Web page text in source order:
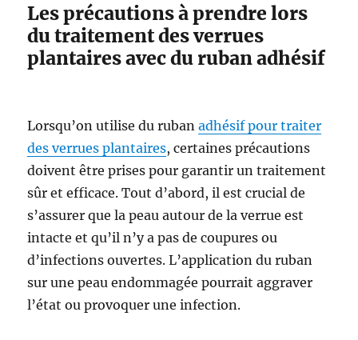
Les précautions à prendre lors
du traitement des verrues
plantaires avec du ruban adhésif
Lorsqu’on utilise du rubanadhésif pour traiter
des verrues plantaires, certaines précautions
doivent être prises pour garantir un traitement
sûr et efficace. Tout d’abord, il est crucial de
s’assurer que la peau autour de la verrue est
intacte et qu’il n’y a pas de coupures ou
d’infections ouvertes. L’application du ruban
sur une peau endommagée pourrait aggraver
l’état ou provoquer une infection.